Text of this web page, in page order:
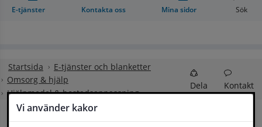
Vi använder kakor
E-tjänster Kontakta oss Mina sidor Sök
Startsida
E-tjänster och blanketter
Omsorg & hjälp
Hjälpmedel & bostadsanpassning
Dela Kontakt